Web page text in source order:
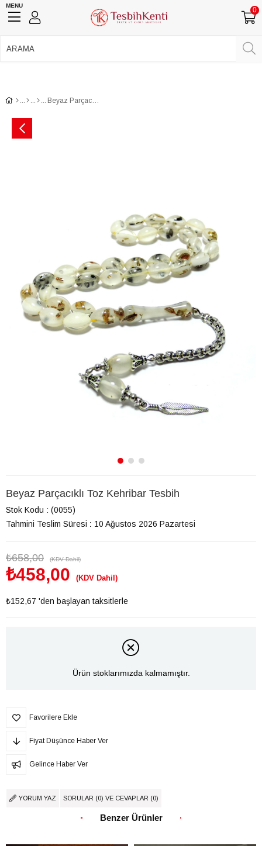
MENU
0
Beyaz Parçacıklı Toz Kehribar Tesbih
Beyaz Parçacıklı Toz Kehribar Tesbih
Stok Kodu
(0055)
Tahmini Teslim Süresi : 10 Ağustos 2026 Pazartesi
₺658,00 (KDV Dahil)
₺458,00 (KDV Dahil)
₺152,67 'den başlayan taksitlerle
Ürün stoklarımızda kalmamıştır.
Favorilere Ekle
Fiyat Düşünce Haber Ver
Gelince Haber Ver
YORUM YAZ SORULAR (0) VE CEVAPLAR (0)
Benzer Ürünler